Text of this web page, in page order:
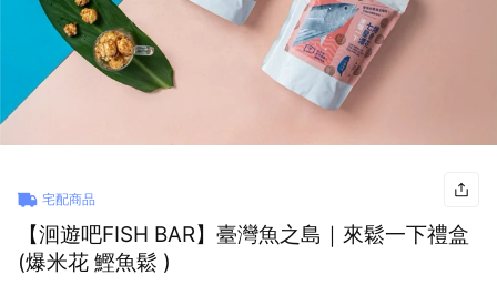
宅配商品
【洄遊吧FISH BAR】臺灣魚之島｜來鬆一下禮盒
(爆米花 鰹魚鬆 )